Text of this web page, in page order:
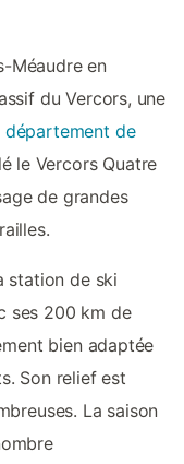
Méaudre en
du Vercors, une
département de
le Vercors Quatre
de grandes
station de ski
ses 200 km de
bien adaptée
Son relief est
La saison